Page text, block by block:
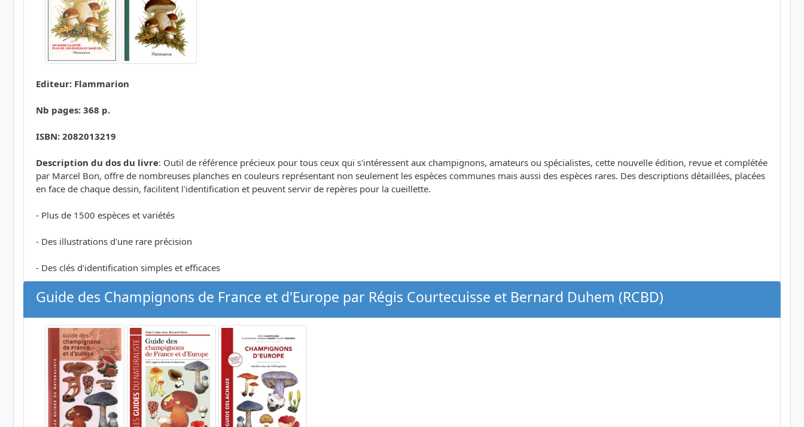
Editeur: Flammarion
Nb pages: 368 p.
ISBN: 2082013219
Description du dos du livre: Outil de référence précieux pour tous ceux qui s'intéressent aux champignons, amateurs ou spécialistes, cette nouvelle édition, revue et complétée
par Marcel Bon, offre de nombreuses planches en couleurs représentant non seulement les espèces communes mais aussi des espèces rares. Des descriptions détaillées, placées
en face de chaque dessin, facilitent l'identification et peuvent servir de repères pour la cueillette.
- Plus de 1500 espèces et variétés
- Des illustrations d'une rare précision
- Des clés d'identification simples et efficaces
Guide des Champignons de France et d'Europe par Régis Courtecuisse et Bernard Duhem (RCBD)